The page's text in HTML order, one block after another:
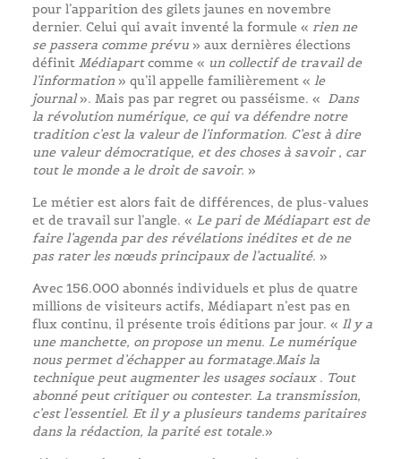
pour l’apparition des gilets jaunes en novembre
dernier. Celui qui avait inventé la formule « rien ne
se passera comme prévu» aux dernières élections
définit Médiapartcomme « un collectif de travail de
l’information» qu’il appelle familièrement « le
journal». Mais pas par regret ou passéisme. « Dans
la révolution numérique, ce qui va défendre notre
tradition c’est la valeur de l’information. C’est à dire
une valeur démocratique, et des choses à savoir , car
tout le monde a le droit de savoir. »
Le métier est alors fait de différences, de plus-values
et de travail sur l’angle. « Le pari de Médiapart est de
faire l’agenda par des révélations inédites et de ne
pas rater les nœuds principaux de l’actualité. »
Avec 156.000 abonnés individuels et plus de quatre
millions de visiteurs actifs, Médiapart n’est pas en
flux continu, il présente trois éditions par jour. « Il y a
une manchette, on propose un menu. Le numérique
nous permet d’échapper au formatage.Mais la
technique peut augmenter les usages sociaux . Tout
abonné peut critiquer ou contester. La transmission,
c’est l’essentiel. Et il y a plusieurs tandems paritaires
dans la rédaction, la parité est totale.»